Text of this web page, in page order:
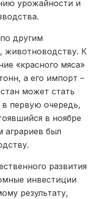
урожайности и
другим
животноводству. К
«красного мяса»
а его импорт –
может стать
первую очередь,
в ноябре
аграриев был
развития
инвестиции
результату,